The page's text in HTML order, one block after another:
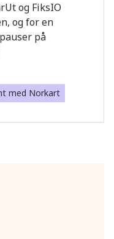
og FiksIO
og for en
på
med Norkart